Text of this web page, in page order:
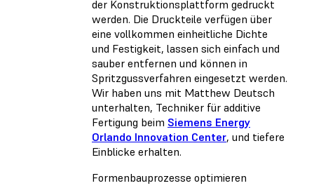
der Konstruktionsplattform gedruckt
werden. Die Druckteile verfügen über
eine vollkommen einheitliche Dichte
und Festigkeit, lassen sich einfach und
sauber entfernen und können in
Spritzgussverfahren eingesetzt werden.
Wir haben uns mit Matthew Deutsch
unterhalten, Techniker für additive
Fertigung beim Siemens Energy
Orlando Innovation Center, und tiefere
Einblicke erhalten.
Formenbauprozesse optimieren